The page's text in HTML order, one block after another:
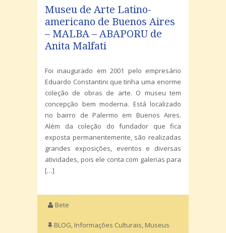
Museu de Arte Latino-
americano de Buenos Aires
– MALBA – ABAPORU de
Anita Malfati
Foi inaugurado em 2001 pelo empresário
Eduardo Constantini que tinha uma enorme
coleção de obras de arte. O museu tem
concepção bem moderna. Está localizado
no bairro de Palermo em Buenos Aires.
Além da coleção do fundador que fica
exposta permanentemente, são realizadas
grandes exposições, eventos e diversas
atividades, pois ele conta com galerias para
[…]
Bete
BLOG, Informações Culturais, Museus